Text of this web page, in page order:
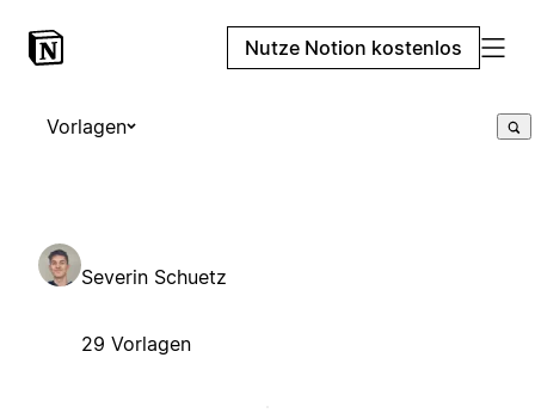
Nutze Notion kostenlos
Vorlagen
Severin Schuetz
29 Vorlagen